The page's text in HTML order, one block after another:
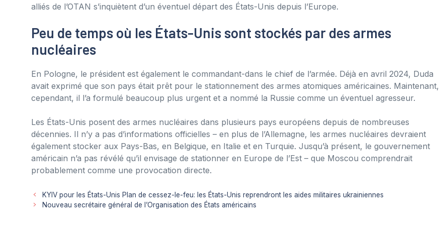
alliés de l’OTAN s’inquiètent d’un éventuel départ des États-Unis depuis l’Europe.
Peu de temps où les États-Unis sont stockés par des armes
nucléaires
En Pologne, le président est également le commandant-dans le chief de l’armée. Déjà en avril 2024, Duda
avait exprimé que son pays était prêt pour le stationnement des armes atomiques américaines. Maintenant,
cependant, il l’a formulé beaucoup plus urgent et a nommé la Russie comme un éventuel agresseur.
Les États-Unis posent des armes nucléaires dans plusieurs pays européens depuis de nombreuses
décennies. Il n’y a pas d’informations officielles – en plus de l’Allemagne, les armes nucléaires devraient
également stocker aux Pays-Bas, en Belgique, en Italie et en Turquie. Jusqu’à présent, le gouvernement
américain n’a pas révélé qu’il envisage de stationner en Europe de l’Est – que Moscou comprendrait
probablement comme une provocation directe.
KYIV pour les États-Unis Plan de cessez-le-feu: les États-Unis reprendront les aides militaires ukrainiennes
Nouveau secrétaire général de l’Organisation des États américains